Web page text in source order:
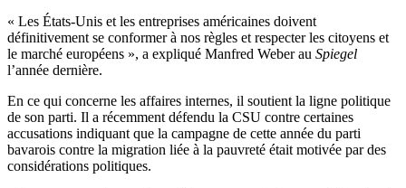
« Les États-Unis et les entreprises américaines doivent
définitivement se conformer à nos règles et respecter les citoyens et
le marché européens », a expliqué Manfred Weber au Spiegel
l’année dernière.
En ce qui concerne les affaires internes, il soutient la ligne politique
de son parti. Il a récemment défendu la CSU contre certaines
accusations indiquant que la campagne de cette année du parti
bavarois contre la migration liée à la pauvreté était motivée par des
considérations politiques.